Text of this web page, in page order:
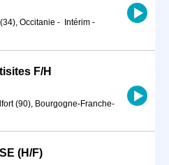
Occitanie - Intérim -
F/H
(90), Bourgogne-Franche-
(H/F)